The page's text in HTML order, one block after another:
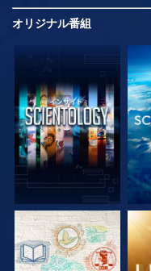
オリジナル番組
シリーズを探求